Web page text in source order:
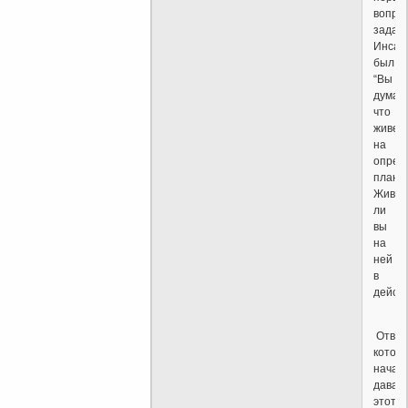
был
“Вы
что
на
ли
вы
на
ней
в
начал
давать
этот